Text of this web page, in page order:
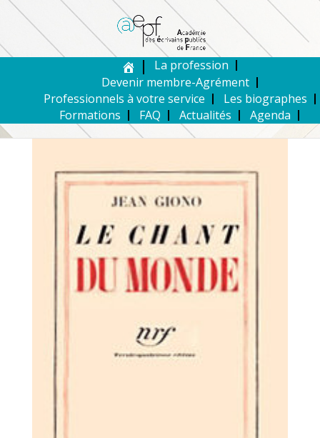
La profession
Devenir membre-Agrément
Professionnels à votre service
Les biographes
Formations
FAQ Actualités Agenda